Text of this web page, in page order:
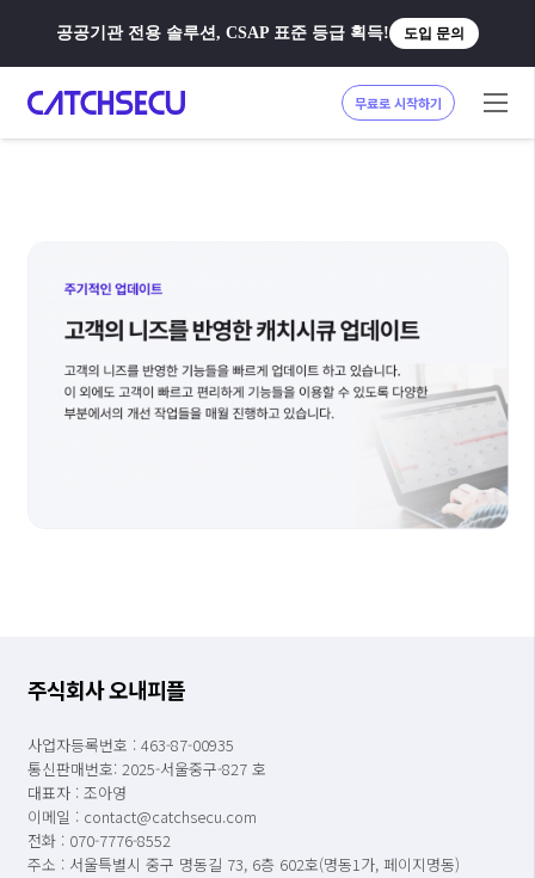
공공기관 전용 솔루션, CSAP 표준 등급 획득! 도입 문의
무료로 시작하기
주식회사 오내피플
사업자등록번호 : 463-87-00935
통신판매번호: 2025-서울중구-827 호
대표자 : 조아영
이메일 : contact@catchsecu.com
전화 : 070-7776-8552
주소 : 서울특별시 중구 명동길 73, 6층 602호(명동1가, 페이지명동)